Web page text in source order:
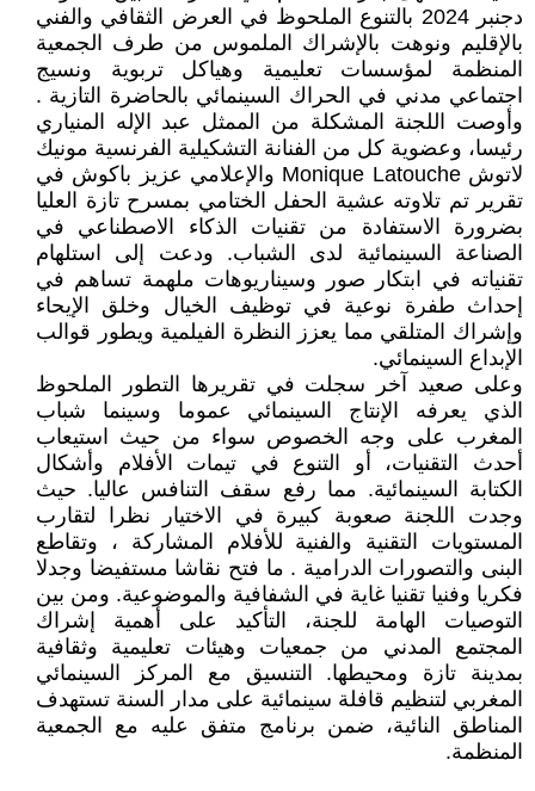
دجنبر 2024 بالتنوع الملحوظ في العرض الثقافي والفني
بالإقليم ونوهت بالإشراك الملموس من طرف الجمعية
المنظمة لمؤسسات تعليمية وهياكل تربوية ونسيج
اجتماعي مدني في الحراك السينمائي بالحاضرة التازية .
وأوصت اللجنة المشكلة من الممثل عبد الإله المنياري
رئيسا، وعضوية كل من الفنانة التشكيلية الفرنسية مونيك
لاتوش Monique Latouche والإعلامي عزيز باكوش في
تقرير تم تلاوته عشية الحفل الختامي بمسرح تازة العليا
بضرورة الاستفادة من تقنيات الذكاء الاصطناعي في
الصناعة السينمائية لدى الشباب. ودعت إلى استلهام
تقنياته في ابتكار صور وسيناريوهات ملهمة تساهم في
إحداث طفرة نوعية في توظيف الخيال وخلق الإيحاء
وإشراك المتلقي مما يعزز النظرة الفيلمية ويطور قوالب
الإبداع السينمائي.
وعلى صعيد آخر سجلت في تقريرها التطور الملحوظ
الذي يعرفه الإنتاج السينمائي عموما وسينما شباب
المغرب على وجه الخصوص سواء من حيث استيعاب
أحدث التقنيات، أو التنوع في تيمات الأفلام وأشكال
الكتابة السينمائية. مما رفع سقف التنافس عاليا. حيث
وجدت اللجنة صعوبة كبيرة في الاختيار نظرا لتقارب
المستويات التقنية والفنية للأفلام المشاركة ، وتقاطع
البنى والتصورات الدرامية . ما فتح نقاشا مستفيضا وجدلا
فكريا وفنيا تقنيا غاية في الشفافية والموضوعية. ومن بين
التوصيات الهامة للجنة، التأكيد على أهمية إشراك
المجتمع المدني من جمعيات وهيئات تعليمية وثقافية
بمدينة تازة ومحيطها. التنسيق مع المركز السينمائي
المغربي لتنظيم قافلة سينمائية على مدار السنة تستهدف
المناطق النائية، ضمن برنامج متفق عليه مع الجمعية
المنظمة.